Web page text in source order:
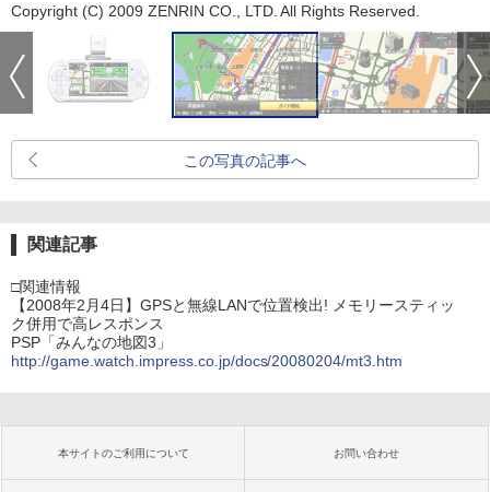
Copyright (C) 2009 ZENRIN CO., LTD. All Rights Reserved.
この写真の記事へ
関連記事
□関連情報
【2008年2月4日】GPSと無線LANで位置検出! メモリースティッ
ク併用で高レスポンス
PSP「みんなの地図3」
http://game.watch.impress.co.jp/docs/20080204/mt3.htm
本サイトのご利用について お問い合わせ